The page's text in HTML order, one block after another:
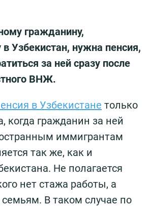
гражданину,
Узбекистан, нужна пенсия,
за ней сразу после
ВНЖ.
в Узбекистане только
когда гражданин за ней
иммигрантам
так же, как и
Не полагается
нет стажа работы, а
В таком случае по